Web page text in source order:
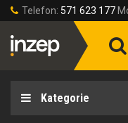
Telefon: 571 623 177
Kategorie